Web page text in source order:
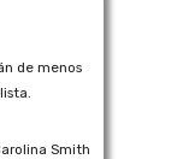
de menos
Smith